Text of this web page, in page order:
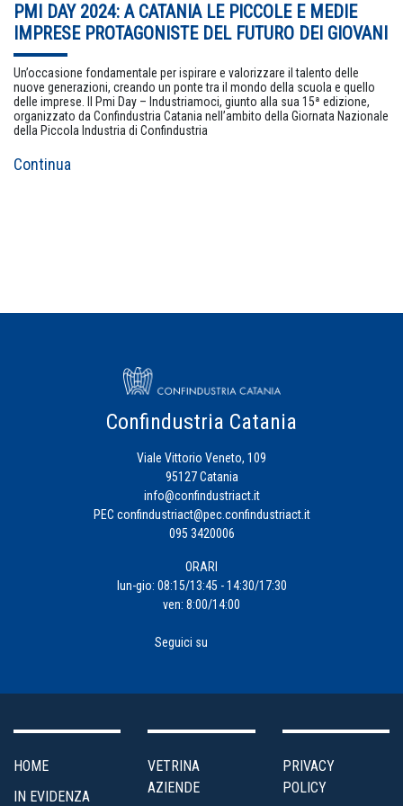
PMI DAY 2024: A CATANIA LE PICCOLE E MEDIE
IMPRESE PROTAGONISTE DEL FUTURO DEI GIOVANI
Un’occasione fondamentale per ispirare e valorizzare il talento delle
nuove generazioni, creando un ponte tra il mondo della scuola e quello
delle imprese. Il Pmi Day – Industriamoci, giunto alla sua 15ª edizione,
organizzato da Confindustria Catania nell’ambito della Giornata Nazionale
della Piccola Industria di Confindustria
Continua
Confindustria Catania
Viale Vittorio Veneto, 109
95127 Catania
info@confindustriact.it
PEC confindustriact@pec.confindustriact.it
095 3420006
ORARI
lun-gio: 08:15/13:45 - 14:30/17:30
ven: 8:00/14:00
Seguici su
HOME
IN EVIDENZA
VETRINA
AZIENDE
PRIVACY
POLICY